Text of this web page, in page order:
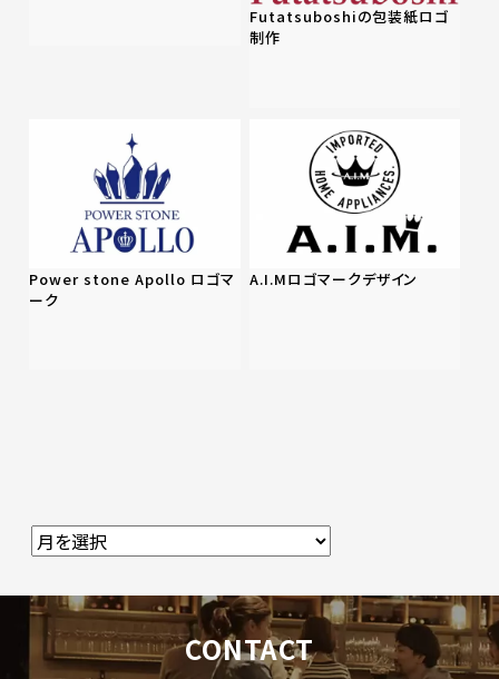
Futatsuboshiの包装紙ロゴ
制作
Power stone Apollo ロゴマ
ーク
A.I.Mロゴマークデザイン
CONTACT